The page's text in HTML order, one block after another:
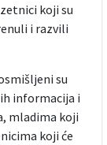
koji su
i razvili
su
informacija i
mladima koji
koji će